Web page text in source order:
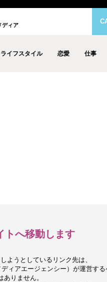
ディア
ライフスタイル 恋愛 仕事
トへ移動します
ようとしているリンク先は、
ィアエージェンシー）が運営す
ありません。